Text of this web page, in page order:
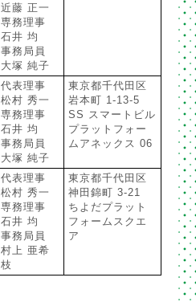
近藤 正一
専務理事
石井 均
事務局員
大塚 純子
代表理事
松村 秀一
専務理事
石井 均
事務局員
大塚 純子
東京都千代田区
岩本町 1-13-5
SS スマートビル
プラットフォー
ムアネックス 06
代表理事
松村 秀一
専務理事
石井 均
事務局員
村上 亜希
枝
東京都千代田区
神田錦町 3-21
ちよだプラット
フォームスクエ
ア